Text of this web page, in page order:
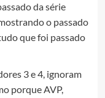
da série
o passado
que foi passado
3 e 4, ignoram
porque AVP,